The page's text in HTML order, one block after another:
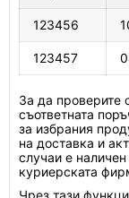
123456
123457
За да проверите
съответната
за избрания
на доставка и
случаи е
куриерската
Чрез тази